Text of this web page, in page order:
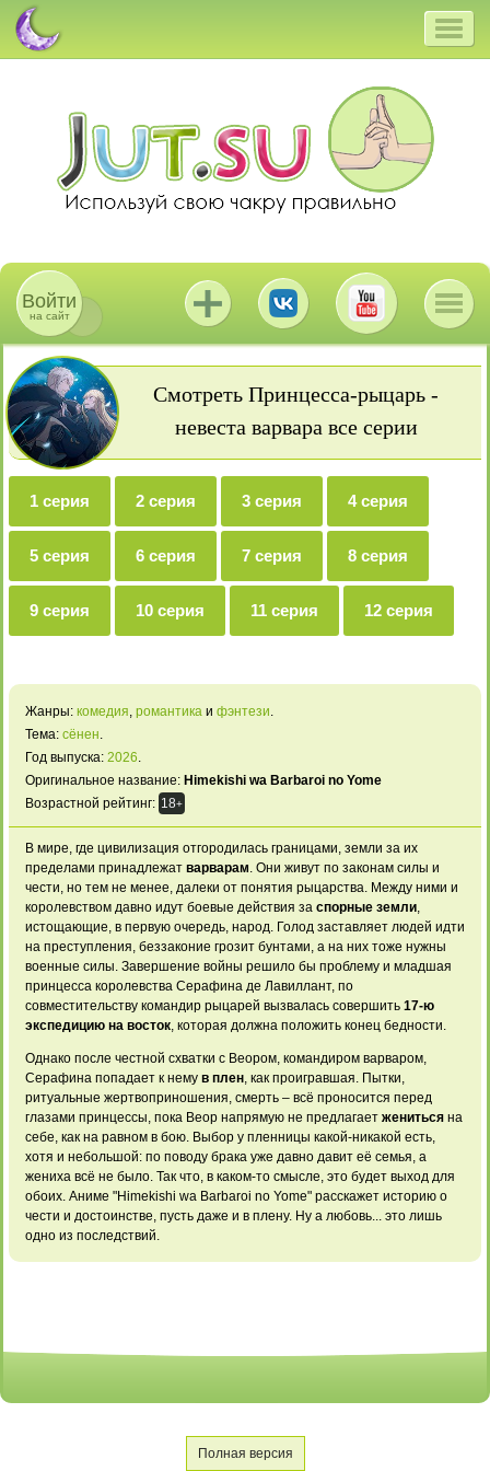
Войти
на сайт
Смотреть Принцесса-рыцарь -
невеста варвара все серии
1 серия 2 серия 3 серия 4 серия
5 серия 6 серия 7 серия 8 серия
9 серия 10 серия 11 серия 12 серия
Жанры: комедия, романтика и фэнтези.
Тема: сёнен.
Год выпуска: 2026.
Оригинальное название: Himekishi wa Barbaroi no Yome
Возрастной рейтинг: 18+
В мире, где цивилизация отгородилась границами, земли за их
пределами принадлежат варварам. Они живут по законам силы и
чести, но тем не менее, далеки от понятия рыцарства. Между ними и
королевством давно идут боевые действия за спорные земли,
истощающие, в первую очередь, народ. Голод заставляет людей идти
на преступления, беззаконие грозит бунтами, а на них тоже нужны
военные силы. Завершение войны решило бы проблему и младшая
принцесса королевства Серафина де Лавиллант, по
совместительству командир рыцарей вызвалась совершить 17-ю
экспедицию на восток, которая должна положить конец бедности.
Однако после честной схватки с Веором, командиром варваром,
Серафина попадает к нему в плен, как проигравшая. Пытки,
ритуальные жертвоприношения, смерть – всё проносится перед
глазами принцессы, пока Веор напрямую не предлагает жениться на
себе, как на равном в бою. Выбор у пленницы какой-никакой есть,
хотя и небольшой: по поводу брака уже давно давит её семья, а
жениха всё не было. Так что, в каком-то смысле, это будет выход для
обоих. Аниме "Himekishi wa Barbaroi no Yome" расскажет историю о
чести и достоинстве, пусть даже и в плену. Ну а любовь... это лишь
одно из последствий.
Полная версия